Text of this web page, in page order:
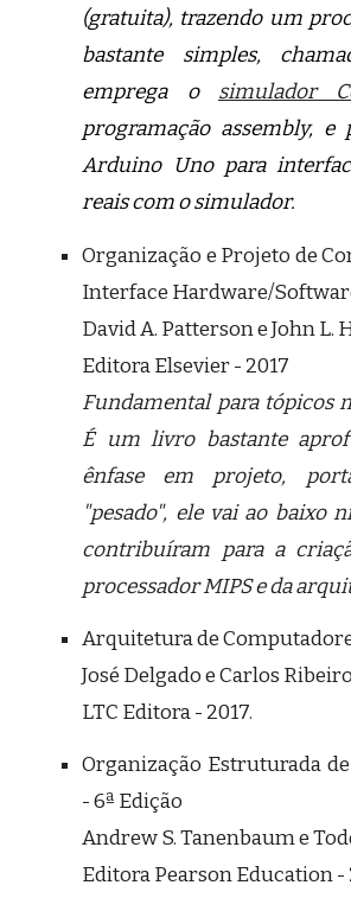
(gratuita), trazendo um
bastante simples,
emprega o simulador
programação assembly,
Arduino Uno para
reais com o simulador.
Organização e Projeto de
Interface Hardware/
David A. Patterson e John L.
Editora Elsevier - 2017
Fundamental para tópicos
É um livro bastante
ênfase em projeto,
"pesado", ele vai ao baixo
contribuíram para a
processador MIPS e da
Arquitetura de
José Delgado e Carlos Ribeiro
LTC Editora - 2017.
Organização Estruturada
- 6ª Edição
Andrew S. Tanenbaum e
Editora Pearson Education -